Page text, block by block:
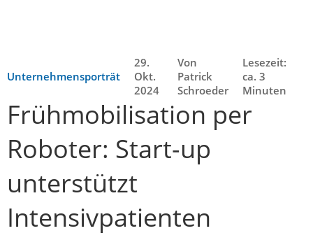
Unternehmensporträt
29.
Okt.
2024
Von
Patrick
Schroeder
Lesezeit:
ca. 3
Minuten
Frühmobilisation per
Roboter: Start-up
unterstützt
Intensivpatienten